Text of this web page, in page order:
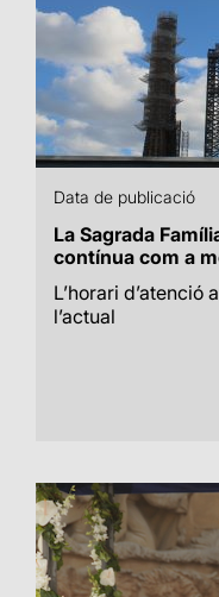
Data de publicació
La Sagrada
contínua com a
L’horari
l’actual